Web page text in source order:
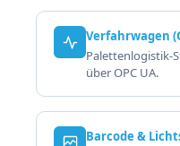
Verfahrwagen
Palettenlogistik-
über OPC UA.
Barcode &